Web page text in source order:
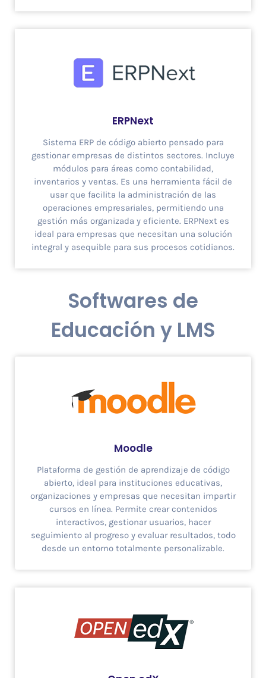
ERPNext
Sistema ERP de código abierto pensado para
gestionar empresas de distintos sectores. Incluye
módulos para áreas como contabilidad,
inventarios y ventas. Es una herramienta fácil de
usar que facilita la administración de las
operaciones empresariales, permitiendo una
gestión más organizada y eficiente. ERPNext es
ideal para empresas que necesitan una solución
integral y asequible para sus procesos cotidianos.
Softwares de
Educación y LMS
Moodle
Plataforma de gestión de aprendizaje de código
abierto, ideal para instituciones educativas,
organizaciones y empresas que necesitan impartir
cursos en línea. Permite crear contenidos
interactivos, gestionar usuarios, hacer
seguimiento al progreso y evaluar resultados, todo
desde un entorno totalmente personalizable.